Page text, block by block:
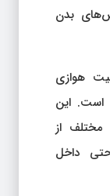
بدن
هوازی
است. این
از
داخل